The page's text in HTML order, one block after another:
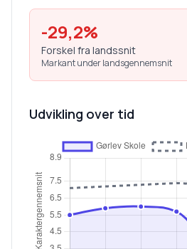
-29,2%
Forskel fra landssnit
Markant under landsgennemsnit
Udvikling over tid